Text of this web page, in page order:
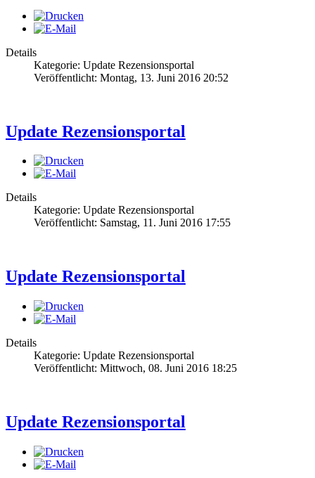
Details
Kategorie: Update Rezensionsportal
Veröffentlicht: Montag, 13. Juni 2016 20:52
Update Rezensionsportal
Details
Kategorie: Update Rezensionsportal
Veröffentlicht: Samstag, 11. Juni 2016 17:55
Update Rezensionsportal
Details
Kategorie: Update Rezensionsportal
Veröffentlicht: Mittwoch, 08. Juni 2016 18:25
Update Rezensionsportal